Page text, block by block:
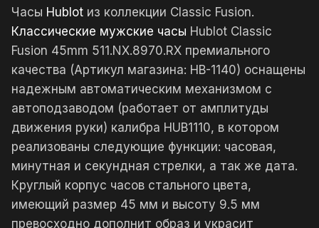
Часы Hublot из коллекции Classic Fusion.
Классические мужские часы Hublot Classic
Fusion 45mm 511.NX.8970.RX премиального
качества (Артикул магазина: HB-1140) оснащены
надежным автоматическим механизмом с
автоподзаводом (работает от амплитуды
движения руки) калибра HUB1110, в котором
реализованы следующие функции: часовая,
минутная и секундная стрелки, а так же дата.
Круглый корпус часов стального цвета,
имеющий размер 45 мм и высоту 9.5 мм
превосходно дополнит образ и украсит